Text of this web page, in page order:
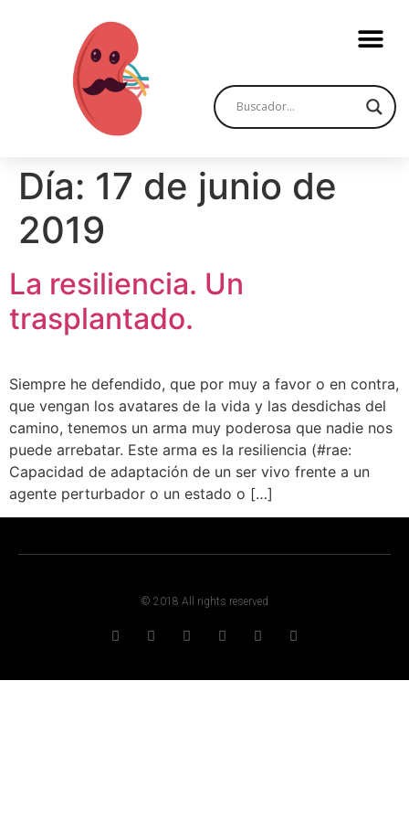
Día: 17 de junio de
2019
La resiliencia. Un
trasplantado.
Siempre he defendido, que por muy a favor o en contra,
que vengan los avatares de la vida y las desdichas del
camino, tenemos un arma muy poderosa que nadie nos
puede arrebatar. Este arma es la resiliencia (#rae:
Capacidad de adaptación de un ser vivo frente a un
agente perturbador o un estado o […]
© 2018 All rights reserved